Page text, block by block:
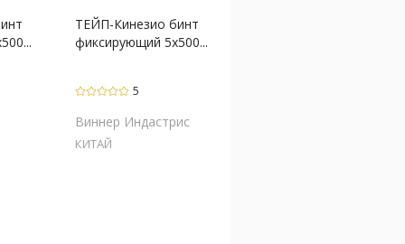
ТЕЙП-Кинезио бинт
фиксирующий 5х500...
5
Виннер Индастрис
КИТАЙ